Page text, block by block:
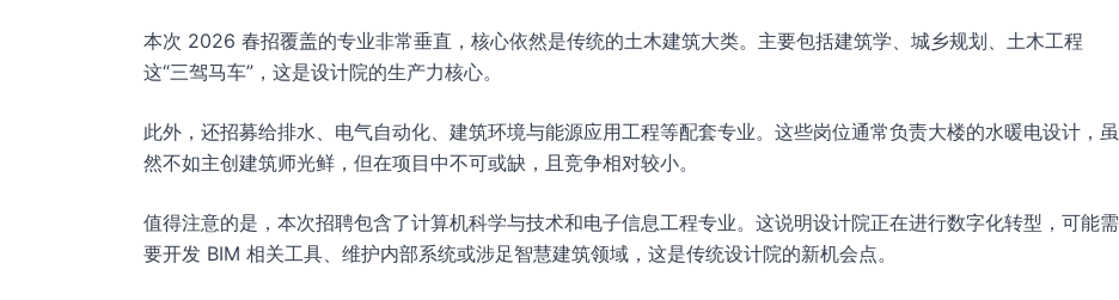
本次 2026 春招覆盖的专业非常垂直，核心依然是传统的土木建筑大类。主要包括建筑学、城乡规划、土木工程
这“三驾马车”，这是设计院的生产力核心。
此外，还招募给排水、电气自动化、建筑环境与能源应用工程等配套专业。这些岗位通常负责大楼的水暖电设计，虽
然不如主创建筑师光鲜，但在项目中不可或缺，且竞争相对较小。
值得注意的是，本次招聘包含了计算机科学与技术和电子信息工程专业。这说明设计院正在进行数字化转型，可能需
要开发 BIM 相关工具、维护内部系统或涉足智慧建筑领域，这是传统设计院的新机会点。